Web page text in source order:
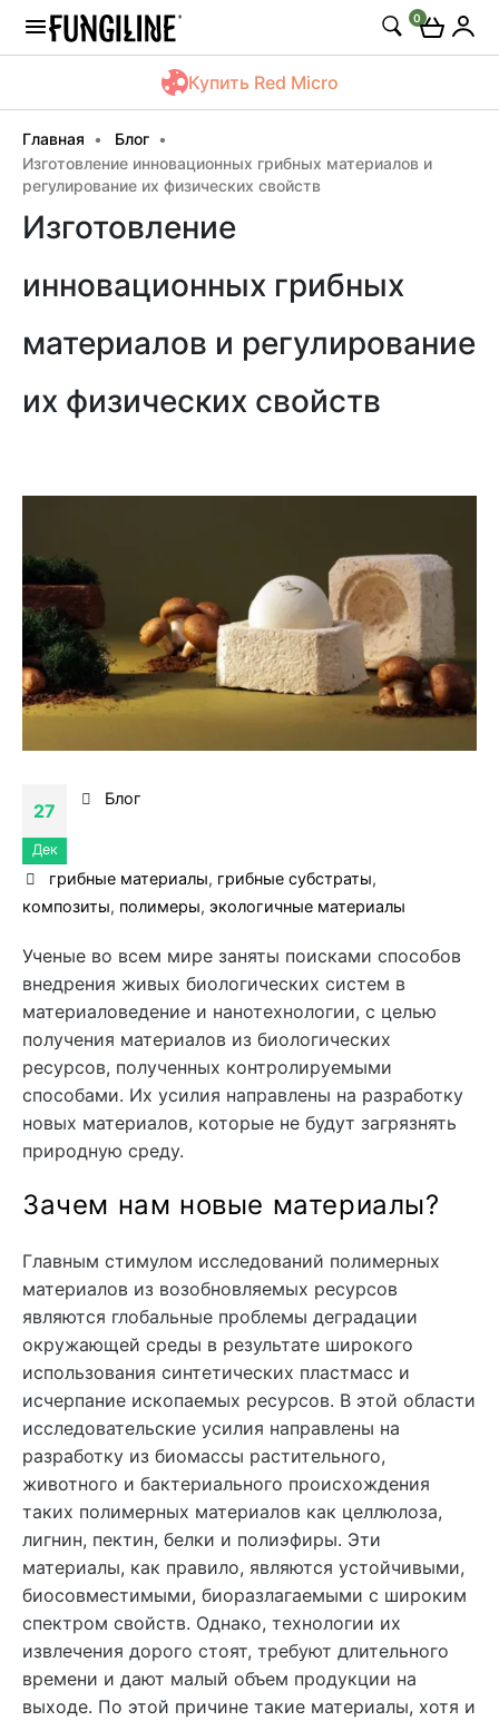
0
Купить Red Micro
Главная
Блог
Изготовление инновационных грибных материалов и
регулирование их физических свойств
Изготовление
инновационных грибных
материалов и регулирование
их физических свойств
27
Дек
Блог
грибные материалы, грибные субстраты,
композиты, полимеры, экологичные материалы
Ученые во всем мире заняты поисками способов
внедрения живых биологических систем в
материаловедение и нанотехнологии, с целью
получения материалов из биологических
ресурсов, полученных контролируемыми
способами. Их усилия направлены на разработку
новых материалов, которые не будут загрязнять
природную среду.
Зачем нам новые материалы?
Главным стимулом исследований полимерных
материалов из возобновляемых ресурсов
являются глобальные проблемы деградации
окружающей среды в результате широкого
использования синтетических пластмасс и
исчерпание ископаемых ресурсов. В этой области
исследовательские усилия направлены на
разработку из биомассы растительного,
животного и бактериального происхождения
таких полимерных материалов как целлюлоза,
лигнин, пектин, белки и полиэфиры. Эти
материалы, как правило, являются устойчивыми,
биосовместимыми, биоразлагаемыми с широким
спектром свойств. Однако, технологии их
извлечения дорого стоят, требуют длительного
времени и дают малый объем продукции на
выходе. По этой причине такие материалы, хотя и